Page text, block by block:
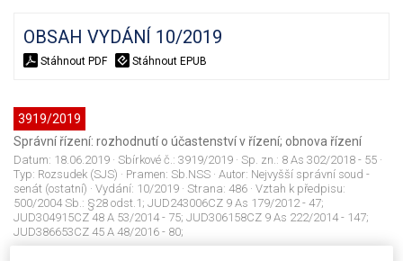
OBSAH VYDÁNÍ 10/2019
Stáhnout PDF Stáhnout EPUB
3919/2019
Správní řízení: rozhodnutí o účastenství v řízení; obnova řízení
Datum: 18.06.2019 · Sbírkové č.: 3919/2019 · Sp. zn.: 8 As 302/2018 - 55 ·
Typ: Rozsudek (SJS) · Pramen: Sb.NSS · Autor: Nejvyšší správní soud -
senát (ostatní) · Vydání: 10/2019 · Strana: 486 · Vztah k předpisu:
500/2004 Sb.: §28 odst.1; JUD243006CZ 9 As 179/2012 - 47;
JUD304915CZ 48 A 53/2014 - 75; JUD306158CZ 9 As 222/2014 - 147;
JUD386653CZ 45 A 48/2016 - 80;